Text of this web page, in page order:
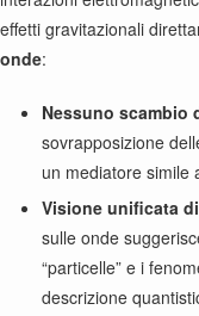
effetti gravitazionali
onde:
Nessuno scambio
sovrapposizione
un mediatore simile
Visione unificata
sulle onde
“particelle” e i
descrizione